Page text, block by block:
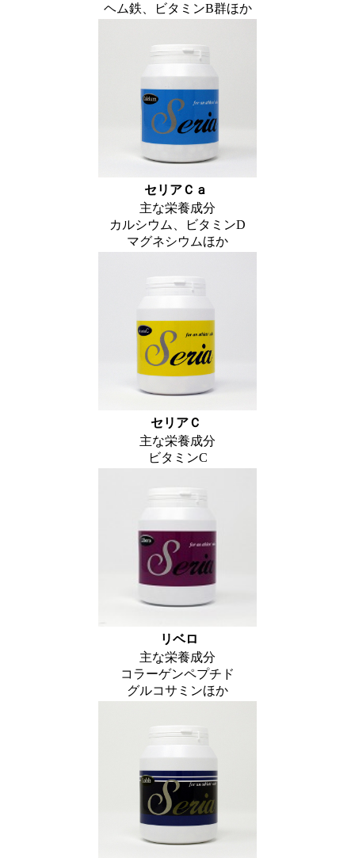
ヘム鉄、ビタミンB群ほか
セリアＣａ
主な栄養成分
カルシウム、ビタミンD
マグネシウムほか
セリアＣ
主な栄養成分
ビタミンC
リベロ
主な栄養成分
コラーゲンペプチド
グルコサミンほか